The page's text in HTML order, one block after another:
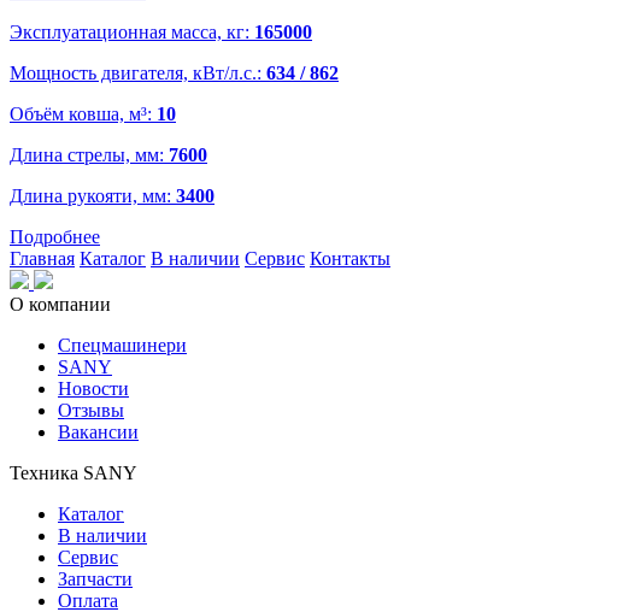
Эксплуатационная масса, кг: 165000
Мощность двигателя, кВт/л.с.: 634 / 862
Объём ковша, м³: 10
Длина стрелы, мм: 7600
Длина рукояти, мм: 3400
Подробнее
Главная Каталог В наличии Сервис Контакты
О компании
Спецмашинери
SANY
Новости
Отзывы
Вакансии
Техника SANY
Каталог
В наличии
Сервис
Запчасти
Оплата